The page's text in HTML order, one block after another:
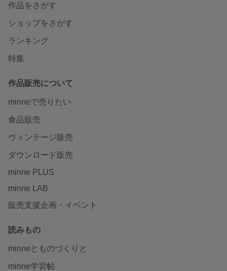
作品をさがす
ショップをさがす
ランキング
特集
作品販売について
minneで売りたい
食品販売
ヴィンテージ販売
ダウンロード販売
minne PLUS
minne LAB
販売支援企画・イベント
読みもの
minneとものづくりと
minne学習帖